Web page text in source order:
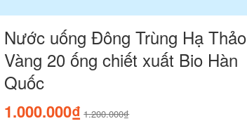
Nước uống Đông Trùng Hạ Thảo
Vàng 20 ống chiết xuất Bio Hàn
Quốc
1.000.000₫ 1.200.000₫